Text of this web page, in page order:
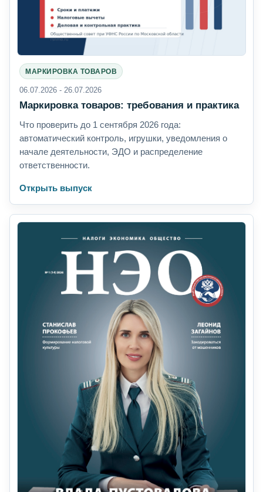
МАРКИРОВКА ТОВАРОВ
06.07.2026 - 26.07.2026
Маркировка товаров: требования и практика
Что проверить до 1 сентября 2026 года:
автоматический контроль, игрушки, уведомления о
начале деятельности, ЭДО и распределение
ответственности.
Открыть выпуск